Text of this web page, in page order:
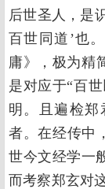
后世圣人，是
百世同道’也
庸》，极为精
是对应于“百
明。且遍检郑
者。在经传中
世今文经学一
而考察郑玄对